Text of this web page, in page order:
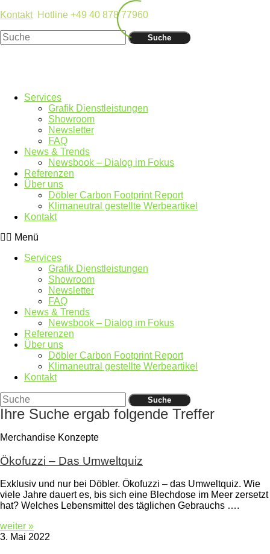
KontaktHotline +49 40 878 77960
Suche
Services
Grafik Dienstleistungen
Showroom
Newsletter
FAQ
News & Trends
Newsbook – Dialog im Fokus
Referenzen
Über uns
Döbler Carbon Footprint Report
Klimaneutral gestellte Werbeartikel
Kontakt
Menü
Services
Grafik Dienstleistungen
Showroom
Newsletter
FAQ
News & Trends
Newsbook – Dialog im Fokus
Referenzen
Über uns
Döbler Carbon Footprint Report
Klimaneutral gestellte Werbeartikel
Kontakt
Suche
Ihre Suche ergab folgende Treffer
Merchandise Konzepte
Ökofuzzi – Das Umweltquiz
Exklusiv und nur bei Döbler. Ökofuzzi – das Umweltquiz. Wie
viele Jahre dauert es, bis sich eine Blechdose im Meer zersetzt
hat? Welches Lebensmittel des täglichen Gebrauchs ….
weiter »
3. Mai 2022